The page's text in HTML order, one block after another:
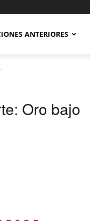
ANTERIORES
Oro bajo